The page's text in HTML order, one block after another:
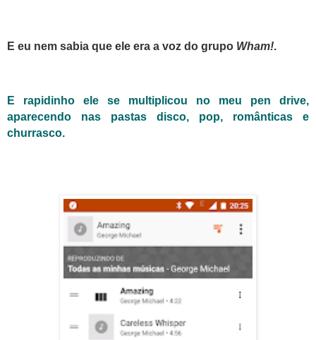
E eu nem sabia que ele era a voz do grupo Wham!.
E rapidinho ele se multiplicou no meu pen drive,
aparecendo nas pastas disco, pop, românticas e
churrasco.